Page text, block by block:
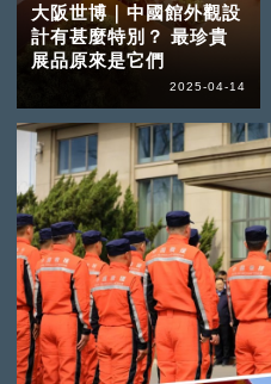
大阪世博｜中國館外觀設
計有甚麼特別？ 最珍貴
展品原來是它們
2025-04-14